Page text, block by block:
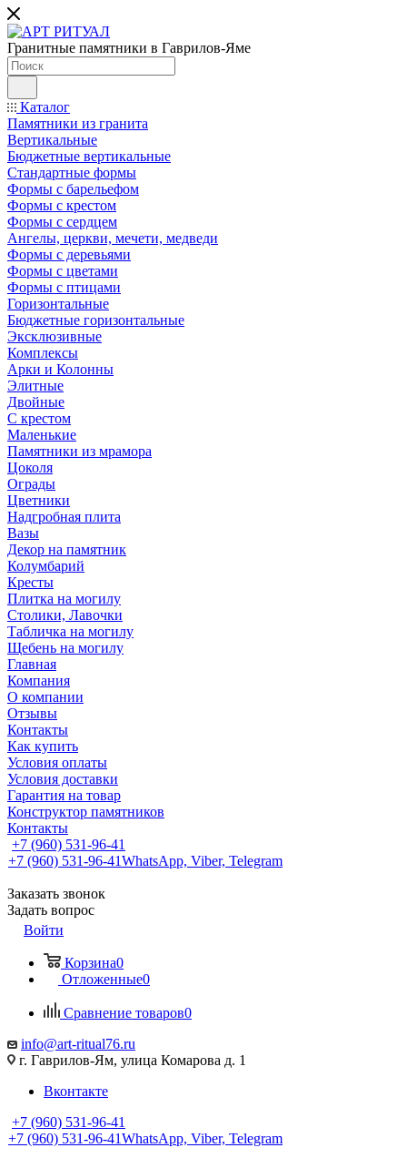
Гранитные памятники в Гаврилов-Яме
Каталог
Памятники из гранита
Вертикальные
Бюджетные вертикальные
Стандартные формы
Формы с барельефом
Формы с крестом
Формы с сердцем
Ангелы, церкви, мечети, медведи
Формы с деревьями
Формы с цветами
Формы с птицами
Горизонтальные
Бюджетные горизонтальные
Эксклюзивные
Комплексы
Арки и Колонны
Элитные
Двойные
С крестом
Маленькие
Памятники из мрамора
Цоколя
Ограды
Цветники
Надгробная плита
Вазы
Декор на памятник
Колумбарий
Кресты
Плитка на могилу
Столики, Лавочки
Табличка на могилу
Щебень на могилу
Главная
Компания
О компании
Отзывы
Контакты
Как купить
Условия оплаты
Условия доставки
Гарантия на товар
Конструктор памятников
Контакты
+7 (960) 531-96-41
+7 (960) 531-96-41WhatsApp, Viber, Telegram
Заказать звонок
Задать вопрос
Войти
Корзина0
Отложенные0
Сравнение товаров0
info@art-ritual76.ru
г. Гаврилов-Ям, улица Комарова д. 1
Вконтакте
+7 (960) 531-96-41
+7 (960) 531-96-41WhatsApp, Viber, Telegram